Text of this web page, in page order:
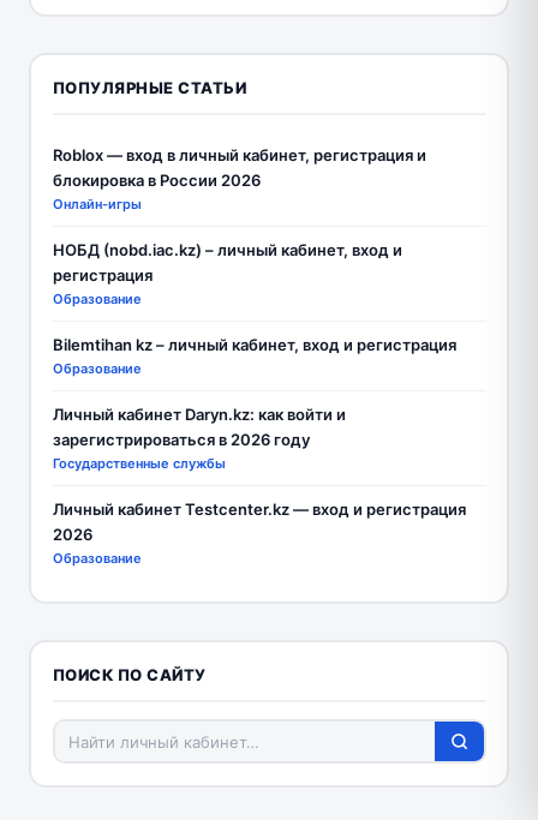
ПОПУЛЯРНЫЕ СТАТЬИ
Roblox — вход в личный кабинет, регистрация и
блокировка в России 2026
Онлайн-игры
НОБД (nobd.iac.kz) – личный кабинет, вход и
регистрация
Образование
Bilemtihan kz – личный кабинет, вход и регистрация
Образование
Личный кабинет Daryn.kz: как войти и
зарегистрироваться в 2026 году
Государственные службы
Личный кабинет Testcenter.kz — вход и регистрация
2026
Образование
ПОИСК ПО САЙТУ